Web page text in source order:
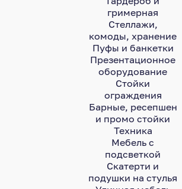
гримерная
Стеллажи,
комоды, хранение
Пуфы и банкетки
Презентационное
оборудование
Стойки
ограждения
Барные, ресепшен
и промо стойки
Техника
Мебель с
подсветкой
Скатерти и
подушки на стулья